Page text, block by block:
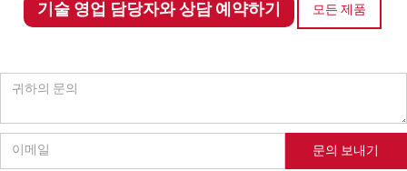
기술 영업 담당자와 상담 예약하기 모든 제품